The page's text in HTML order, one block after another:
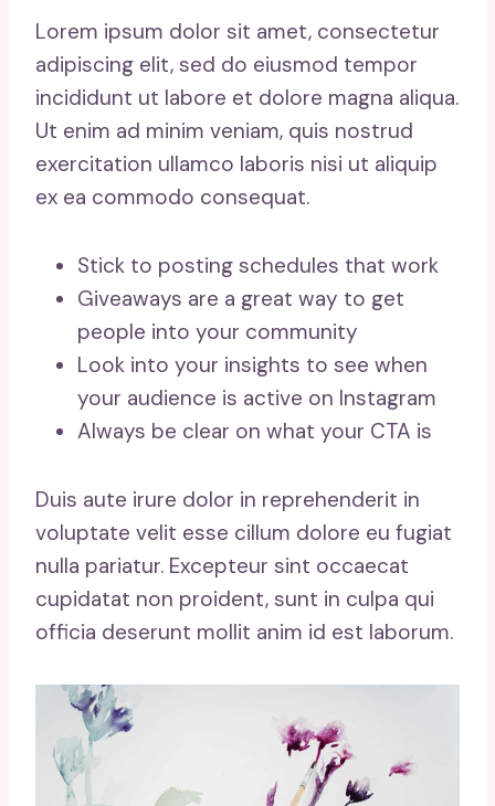
Lorem ipsum dolor sit amet, consectetur
adipiscing elit, sed do eiusmod tempor
incididunt ut labore et dolore magna aliqua.
Ut enim ad minim veniam, quis nostrud
exercitation ullamco laboris nisi ut aliquip
ex ea commodo consequat.
Stick to posting schedules that work
Giveaways are a great way to get
people into your community
Look into your insights to see when
your audience is active on Instagram
Always be clear on what your CTA is
Duis aute irure dolor in reprehenderit in
voluptate velit esse cillum dolore eu fugiat
nulla pariatur. Excepteur sint occaecat
cupidatat non proident, sunt in culpa qui
officia deserunt mollit anim id est laborum.